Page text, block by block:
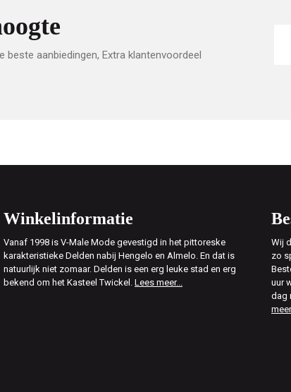
beste aanbiedingen, Extra klantenvoordeel
Winkelinformatie
Vanaf 1998 is V-Male Mode gevestigd in het pittoreske
karakteristieke Delden nabij Hengelo en Almelo. En dat is
natuurlijk niet zomaar. Delden is een erg leuke stad en erg
bekend om het Kasteel Twickel. Lees meer...
Wij
zo
uur
dag